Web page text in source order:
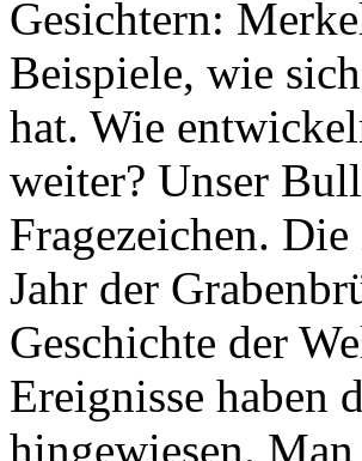
Gesichtern:
Beispiele, wie
hat. Wie
weiter? Unser
Fragezeichen.
Jahr der
Geschichte der
Ereignisse haben
hingewiesen.